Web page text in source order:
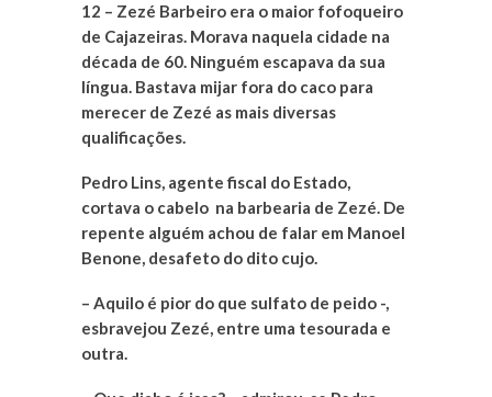
12 – Zezé Barbeiro era o maior fofoqueiro
de Cajazeiras. Morava naquela cidade na
década de 60. Ninguém escapava da sua
língua. Bastava mijar fora do caco para
merecer de Zezé as mais diversas
qualificações.
Pedro Lins, agente fiscal do Estado,
cortava o cabelo na barbearia de Zezé. De
repente alguém achou de falar em Manoel
Benone, desafeto do dito cujo.
– Aquilo é pior do que sulfato de peido -,
esbravejou Zezé, entre uma tesourada e
outra.